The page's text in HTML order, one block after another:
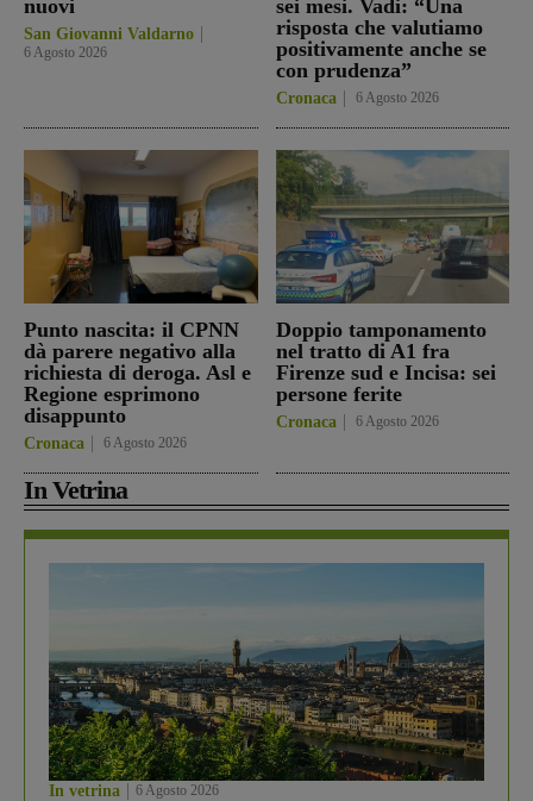
nuovi
San Giovanni Valdarno
6 Agosto 2026
sei mesi. Vadi: “Una
risposta che valutiamo
positivamente anche se
con prudenza”
Cronaca 6 Agosto 2026
Punto nascita: il CPNN
dà parere negativo alla
richiesta di deroga. Asl e
Regione esprimono
disappunto
Cronaca 6 Agosto 2026
Doppio tamponamento
nel tratto di A1 fra
Firenze sud e Incisa: sei
persone ferite
Cronaca 6 Agosto 2026
In Vetrina
In vetrina 6 Agosto 2026